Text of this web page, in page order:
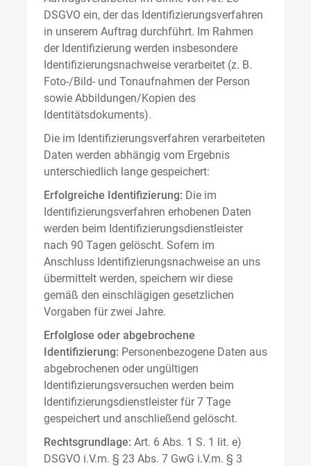
DSGVO ein, der das Identifizierungsverfahren
in unserem Auftrag durchführt. Im Rahmen
der Identifizierung werden insbesondere
Identifizierungsnachweise verarbeitet (z. B.
Foto-/Bild- und Tonaufnahmen der Person
sowie Abbildungen/Kopien des
Identitätsdokuments).
Die im Identifizierungsverfahren verarbeiteten
Daten werden abhängig vom Ergebnis
unterschiedlich lange gespeichert:
Erfolgreiche Identifizierung: Die im
Identifizierungsverfahren erhobenen Daten
werden beim Identifizierungsdienstleister
nach 90 Tagen gelöscht. Sofern im
Anschluss Identifizierungsnachweise an uns
übermittelt werden, speichern wir diese
gemäß den einschlägigen gesetzlichen
Vorgaben für zwei Jahre.
Erfolglose oder abgebrochene
Identifizierung: Personenbezogene Daten aus
abgebrochenen oder ungültigen
Identifizierungsversuchen werden beim
Identifizierungsdienstleister für 7 Tage
gespeichert und anschließend gelöscht.
Rechtsgrundlage: Art. 6 Abs. 1 S. 1 lit. e)
DSGVO i.V.m. § 23 Abs. 7 GwG i.V.m. § 3